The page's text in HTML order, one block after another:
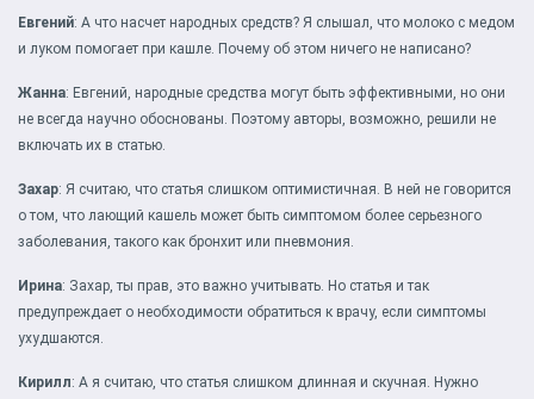
Евгений: А что насчет народных средств? Я слышал, что молоко с медом
и луком помогает при кашле. Почему об этом ничего не написано?
Жанна: Евгений, народные средства могут быть эффективными, но они
не всегда научно обоснованы. Поэтому авторы, возможно, решили не
включать их в статью.
Захар: Я считаю, что статья слишком оптимистичная. В ней не говорится
о том, что лающий кашель может быть симптомом более серьезного
заболевания, такого как бронхит или пневмония.
Ирина: Захар, ты прав, это важно учитывать. Но статья и так
предупреждает о необходимости обратиться к врачу, если симптомы
ухудшаются.
Кирилл: А я считаю, что статья слишком длинная и скучная. Нужно